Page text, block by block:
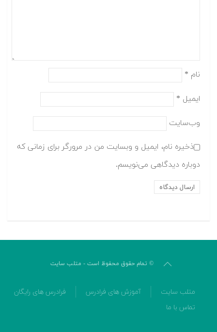
نام *
ایمیل *
وب‌سایت
ذخیره نام، ایمیل و وبسایت من در مرورگر برای زمانی که
دوباره دیدگاهی می‌نویسم.
© تمام حقوق محفوظ است - متلب سایت
متلب سایت آموزش های فرادرس
فرادرس های رایگان
تماس با ما